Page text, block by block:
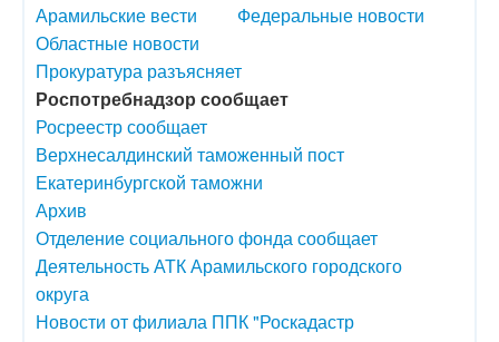
Арамильские вести
Федеральные новости
Областные новости
Прокуратура разъясняет
Роспотребнадзор сообщает
Росреестр сообщает
Верхнесалдинский таможенный пост
Екатеринбургской таможни
Архив
Отделение социального фонда сообщает
Деятельность АТК Арамильского городского
округа
Новости от филиала ППК "Роскадастр